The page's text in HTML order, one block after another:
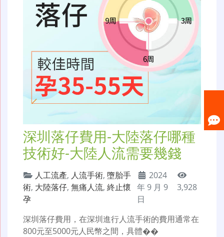
深圳落仔費用-大陸落仔哪種
技術好-大陸人流需要幾錢
人工流產, 人流手術, 墮胎手
術, 大陸落仔, 無痛人流, 終止懷
孕
2024
年 9 月 9
日
3,928
深圳落仔費用，在深圳進行人流手術的費用通常在
800元至5000元人民幣之間，具體��